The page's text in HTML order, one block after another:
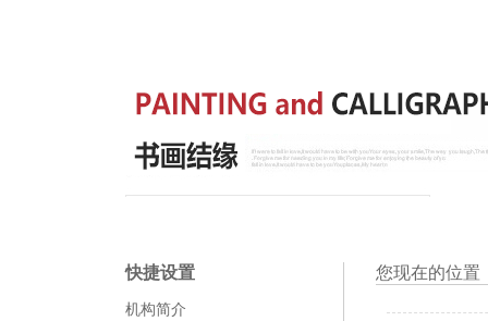
快捷设置
机构简介
您现在的位置